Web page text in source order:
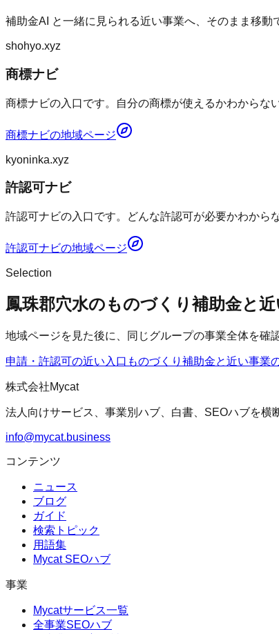
補助金AI と一緒に見られる近い事業へ、そのまま移動
shohyo.xyz
商標ナビ
商標ナビの入口です。自分の商標が使えるかわからな
商標ナビの地域ページ
kyoninka.xyz
許認可ナビ
許認可ナビの入口です。どんな許認可が必要かわから
許認可ナビの地域ページ
Selection
鳳珠郡穴水のものづくり補助金と
地域ページを見た後に、同じグループの事業全体を確
申請・許認可の近い入口 ものづくり補助金と近い事業
株式会社Mycat
法人向けサービス、事業別ハブ、白書、SEOハブを横
info@mycat.business
コンテンツ
ニュース
ブログ
ガイド
検索トピック
用語集
Mycat SEOハブ
事業
Mycatサービス一覧
全事業SEOハブ